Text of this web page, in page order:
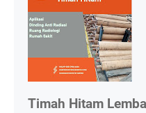
Timah Hitam